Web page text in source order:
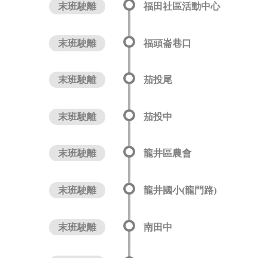
末班駛離 福田社區活動中心
末班駛離 福頭崙巷口
末班駛離 茄投尾
末班駛離 茄投中
末班駛離 龍井區農會
末班駛離 龍井國小(龍門路)
末班駛離 南田中